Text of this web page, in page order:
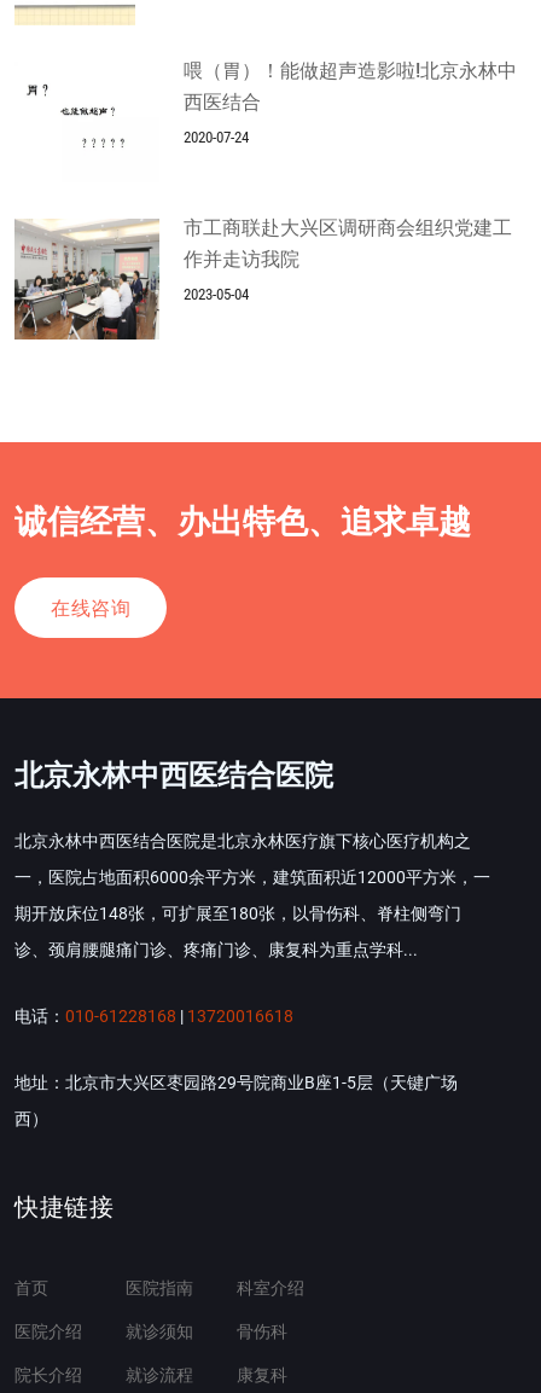
喂（胃）！能做超声造影啦!北京永林中
西医结合
2020-07-24
市工商联赴大兴区调研商会组织党建工
作并走访我院
2023-05-04
诚信经营、办出特色、追求卓越
在线咨询
北京永林中西医结合医院
北京永林中西医结合医院是北京永林医疗旗下核心医疗机构之
一，医院占地面积6000余平方米，建筑面积近12000平方米，一
期开放床位148张，可扩展至180张，以骨伤科、脊柱侧弯门
诊、颈肩腰腿痛门诊、疼痛门诊、康复科为重点学科...
电话： 010-61228168 | 13720016618
地址：北京市大兴区枣园路29号院商业B座1-5层（天键广场
西）
快捷链接
首页
医院介绍
院长介绍
医院指南
就诊须知
就诊流程
科室介绍
骨伤科
康复科